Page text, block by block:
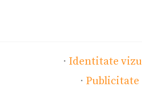
· Identitate
· Publicitate